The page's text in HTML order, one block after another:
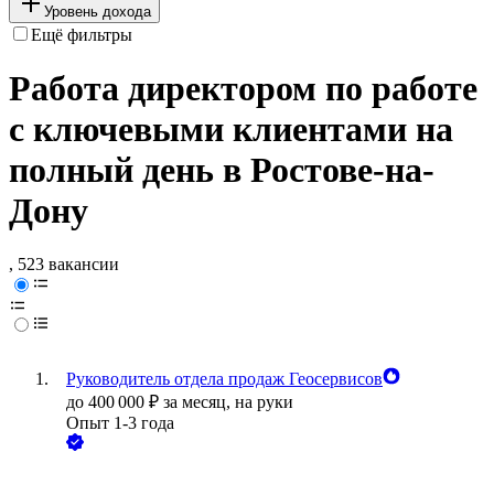
Уровень дохода
Ещё фильтры
Работа директором по работе
с ключевыми клиентами на
полный день в Ростове-на-
Дону
, 523 вакансии
Руководитель отдела продаж Геосервисов
до 400 000 ₽ за месяц, на руки
Опыт 1-3 года